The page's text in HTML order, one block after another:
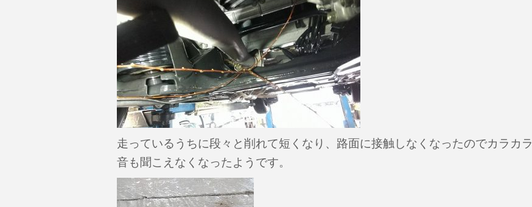
走っているうちに段々と削れて短くなり、路面に接触しなくなったのでカラカラ
音も聞こえなくなったようです。